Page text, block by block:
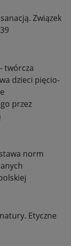
Związek
twórcza
dzieci pięcio-
przez
norm
Etyczne